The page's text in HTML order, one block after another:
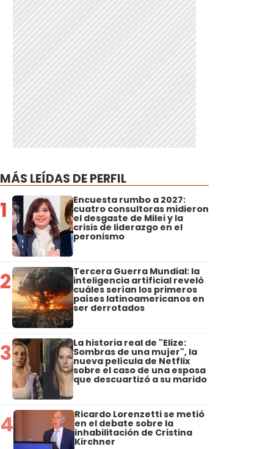
MÁS LEÍDAS DE PERFIL
1 Encuesta rumbo a 2027:
cuatro consultoras midieron
el desgaste de Milei y la
crisis de liderazgo en el
peronismo
2 Tercera Guerra Mundial: la
inteligencia artificial reveló
cuáles serían los primeros
países latinoamericanos en
ser derrotados
3 La historia real de "Elize:
Sombras de una mujer", la
nueva película de Netflix
sobre el caso de una esposa
que descuartizó a su marido
4 Ricardo Lorenzetti se metió
en el debate sobre la
inhabilitación de Cristina
Kirchner